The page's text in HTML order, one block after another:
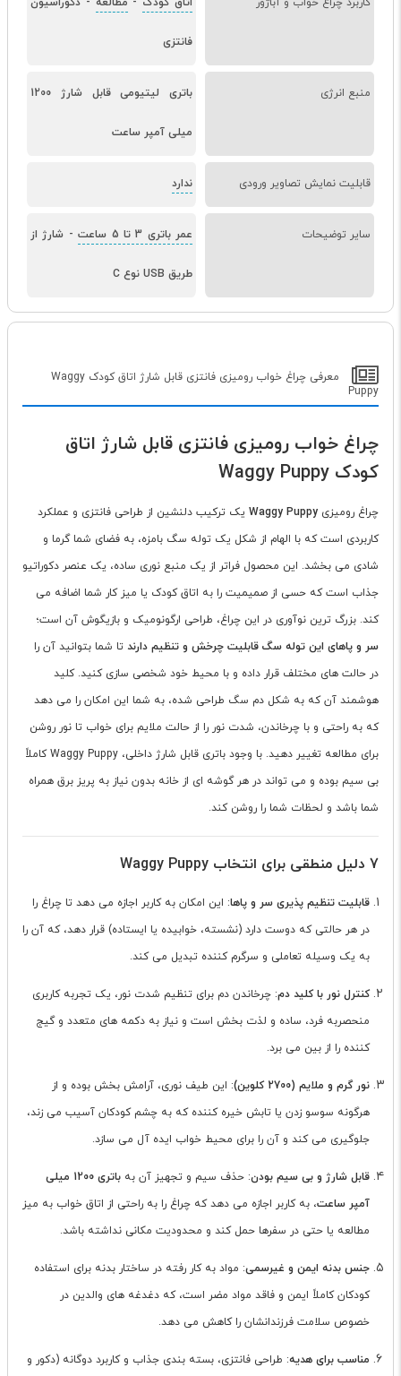
فانتزی
منبع انرژی باتری لیتیومی قابل شارژ 1200
میلی آمپر ساعت
قابلیت نمایش تصاویر ورودی ندارد
سایر توضیحات عمر باتری 3 تا 5 ساعت - شارژ از
طریق USB نوع C
معرفی چراغ خواب رومیزی فانتزی قابل شارژ اتاق کودک Waggy
Puppy
چراغ خواب رومیزی فانتزی قابل شارژ اتاق
کودک Waggy Puppy
چراغ رومیزی Waggy Puppy یک ترکیب دلنشین از طراحی فانتزی و عملکرد
کاربردی است که با الهام از شکل یک توله سگ بامزه، به فضای شما گرما و
شادی می بخشد. این محصول فراتر از یک منبع نوری ساده، یک عنصر دکوراتیو
جذاب است که حسی از صمیمیت را به اتاق کودک یا میز کار شما اضافه می
کند. بزرگ ترین نوآوری در این چراغ، طراحی ارگونومیک و بازیگوش آن است؛
سر و پاهای این توله سگ قابلیت چرخش و تنظیم دارند تا شما بتوانید آن را
در حالت های مختلف قرار داده و با محیط خود شخصی سازی کنید. کلید
هوشمند آن که به شکل دم سگ طراحی شده، به شما این امکان را می دهد
که به راحتی و با چرخاندن، شدت نور را از حالت ملایم برای خواب تا نور روشن
برای مطالعه تغییر دهید. با وجود باتری قابل شارژ داخلی، Waggy Puppy کاملاً
بی سیم بوده و می تواند در هر گوشه ای از خانه بدون نیاز به پریز برق همراه
شما باشد و لحظات شما را روشن کند.
7 دلیل منطقی برای انتخاب Waggy Puppy
قابلیت تنظیم پذیری سر و پاها: این امکان به کاربر اجازه می دهد تا چراغ را
در هر حالتی که دوست دارد (نشسته، خوابیده یا ایستاده) قرار دهد، که آن را
به یک وسیله تعاملی و سرگرم کننده تبدیل می کند.
کنترل نور با کلید دم: چرخاندن دم برای تنظیم شدت نور، یک تجربه کاربری
منحصربه فرد، ساده و لذت بخش است و نیاز به دکمه های متعدد و گیج
کننده را از بین می برد.
نور گرم و ملایم (2700 کلوین)
: این طیف نوری، آرامش بخش بوده و از
هرگونه سوسو زدن یا تابش خیره کننده که به چشم کودکان آسیب می زند،
جلوگیری می کند و آن را برای محیط خواب ایده آل می سازد.
قابل شارژ و بی سیم بودن: حذف سیم و تجهیز آن به
باتری 1200 میلی
آمپر ساعت، به کاربر اجازه می دهد که چراغ را به راحتی از اتاق خواب به میز
مطالعه یا حتی در سفرها حمل کند و محدودیت مکانی نداشته باشد.
جنس بدنه ایمن و غیرسمی: مواد به کار رفته در ساختار بدنه برای استفاده
کودکان کاملاً ایمن و فاقد مواد مضر است، که دغدغه های والدین در
خصوص سلامت فرزندانشان را کاهش می دهد.
مناسب برای هدیه: طراحی فانتزی، بسته بندی جذاب و کاربرد دوگانه (دکور و